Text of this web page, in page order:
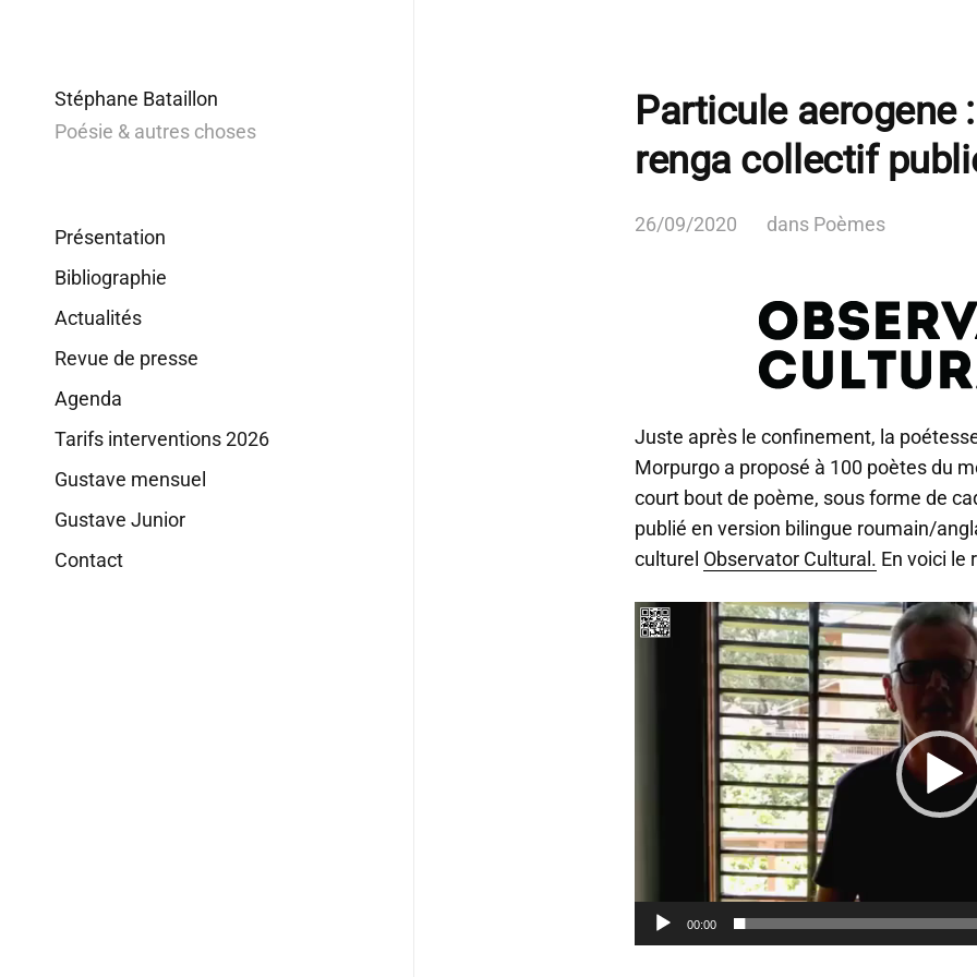
Stéphane Bataillon
Poésie & autres choses
Présentation
Bibliographie
Actualités
Revue de presse
Agenda
Tarifs interventions 2026
Gustave mensuel
Gustave Junior
Contact
Particule aerogene
renga collectif
26/09/2020 dans Poèmes
Juste après le confinement, la
Morpurgo a proposé à 100 poètes du
court bout de poème, sous forme de
publié en version bilingue roumain/
culturel Observator Cultural. En voici le
L
e
00:00